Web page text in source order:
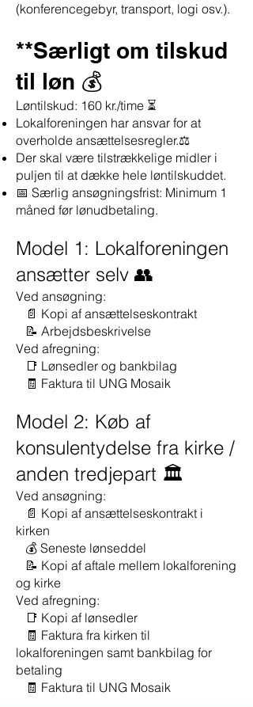
(konferencegebyr, transport, logi osv.).
**Særligt om tilskud
til løn 💰
Løntilskud: 160 kr./time ⏳
Lokalforeningen har ansvar for at
overholde ansættelsesregler.⚖️
Der skal være tilstrækkelige midler i
puljen til at dække hele løntilskuddet.
📅 Særlig ansøgningsfrist: Minimum 1
måned før lønudbetaling.
Model 1: Lokalforeningen
ansætter selv 👥
Ved ansøgning:
📄 Kopi af ansættelseskontrakt
📝 Arbejdsbeskrivelse
Ved afregning:
📑 Lønsedler og bankbilag
🧾 Faktura til UNG Mosaik
Model 2: Køb af
konsulentydelse fra kirke /
anden tredjepart 🏛️
Ved ansøgning:
📄 Kopi af ansættelseskontrakt i
kirken
💰 Seneste lønseddel
📝 Kopi af aftale mellem lokalforening
og kirke
Ved afregning:
📑 Kopi af lønsedler
🧾 Faktura fra kirken til
lokalforeningen samt bankbilag for
betaling
🧾 Faktura til UNG Mosaik​